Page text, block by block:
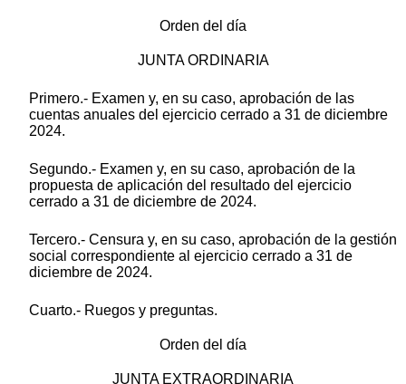
Orden del día
JUNTA ORDINARIA
Primero.- Examen y, en su caso, aprobación de las
cuentas anuales del ejercicio cerrado a 31 de diciembre
2024.
Segundo.- Examen y, en su caso, aprobación de la
propuesta de aplicación del resultado del ejercicio
cerrado a 31 de diciembre de 2024.
Tercero.- Censura y, en su caso, aprobación de la gestión
social correspondiente al ejercicio cerrado a 31 de
diciembre de 2024.
Cuarto.- Ruegos y preguntas.
Orden del día
JUNTA EXTRAORDINARIA